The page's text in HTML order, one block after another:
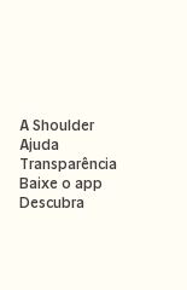
A Shoulder
Ajuda
Transparência
Baixe o app
Descubra